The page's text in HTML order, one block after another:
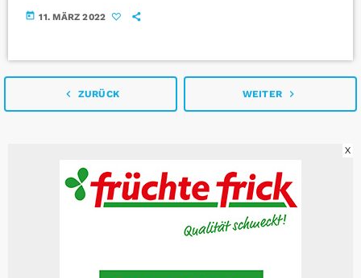
today 11. MÄRZ 2022
navigate_before ZURÜCK WEITER navigate_next
X